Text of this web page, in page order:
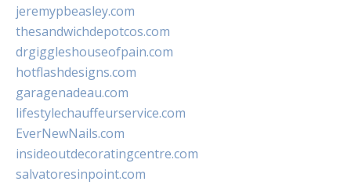
jeremypbeasley.com
thesandwichdepotcos.com
drgiggleshouseofpain.com
hotflashdesigns.com
garagenadeau.com
lifestylechauffeurservice.com
EverNewNails.com
insideoutdecoratingcentre.com
salvatoresinpoint.com